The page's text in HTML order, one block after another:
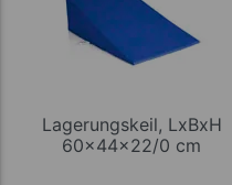
Lagerungskeil, LxBxH
60x44x22/0 cm